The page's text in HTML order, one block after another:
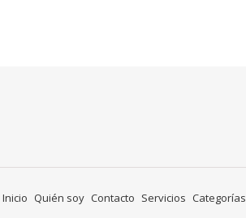
Inicio Quién soy Contacto Servicios Categorías